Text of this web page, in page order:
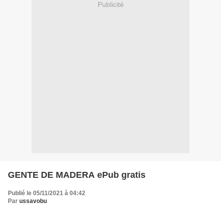
Publicité
GENTE DE MADERA ePub gratis
Publié le 05/11/2021 à 04:42
Par ussavobu